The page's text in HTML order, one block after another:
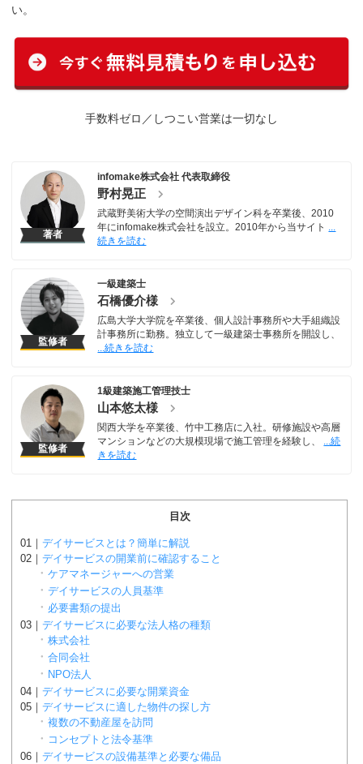
い。
手数料ゼロ／しつこい営業は一切なし
著者
infomake株式会社 代表取締役
野村晃正
武蔵野美術大学の空間演出デザイン科を卒業後、2010
年にinfomake株式会社を設立。2010年から当サイト
監修者
一級建築士
石橋優介様
広島大学大学院を卒業後、個人設計事務所や大手組織設
計事務所に勤務。独立して一級建築士事務所を開設し、
監修者
1級建築施工管理技士
山本悠太様
関西大学を卒業後、竹中工務店に入社。研修施設や高層
マンションなどの大規模現場で施工管理を経験し、
目次
デイサービスとは？簡単に解説
デイサービスの開業前に確認すること
ケアマネージャーへの営業
デイサービスの人員基準
必要書類の提出
デイサービスに必要な法人格の種類
株式会社
合同会社
NPO法人
デイサービスに必要な開業資金
デイサービスに適した物件の探し方
複数の不動産屋を訪問
コンセプトと法令基準
デイサービスの設備基準と必要な備品